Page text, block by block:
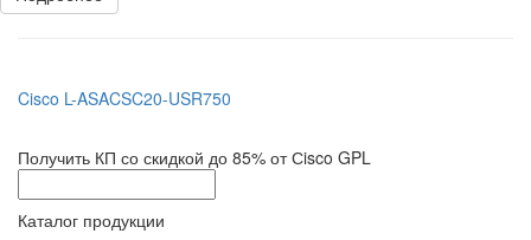
Cisco L-ASACSC20-USR750
Получить КП со скидкой до 85% от Сisco GPL
Каталог продукции